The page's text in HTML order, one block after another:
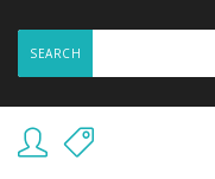
SEARCH